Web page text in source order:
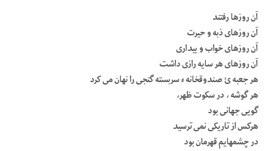
آن روزها رفتند
آن روزهای ذبه و حیرت
آن روزهای خواب و بیداری
آن روزهای هر سایه رازی داشت
هر جعبه ئ صندوقخانه ء سربسته گنجی را نهان می کرد
هر گوشه ، در سکوت ظهر،
گویی جهانی بود
هرکس از تاریکی نمی ترسید
در چشمهایم قهرمان بود